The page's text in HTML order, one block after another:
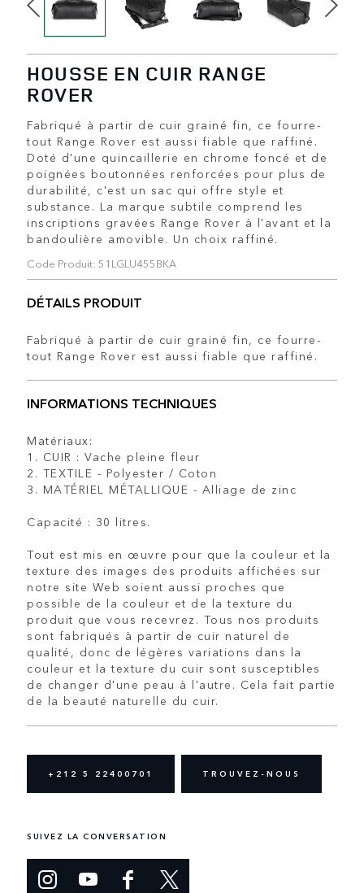
HOUSSE EN CUIR RANGE
ROVER
Fabriqué à partir de cuir grainé fin, ce fourre-
tout Range Rover est aussi fiable que raffiné.
Doté d'une quincaillerie en chrome foncé et de
poignées boutonnées renforcées pour plus de
durabilité, c'est un sac qui offre style et
substance. La marque subtile comprend les
inscriptions gravées Range Rover à l'avant et la
bandoulière amovible. Un choix raffiné.
Code Produit: 51LGLU455BKA
DÉTAILS PRODUIT
Fabriqué à partir de cuir grainé fin, ce fourre-
tout Range Rover est aussi fiable que raffiné.
INFORMATIONS TECHNIQUES
Matériaux:
1. CUIR : Vache pleine fleur
2. TEXTILE - Polyester / Coton
3. MATÉRIEL MÉTALLIQUE - Alliage de zinc
Capacité : 30 litres.
Tout est mis en œuvre pour que la couleur et la
texture des images des produits affichées sur
notre site Web soient aussi proches que
possible de la couleur et de la texture du
produit que vous recevrez. Tous nos produits
sont fabriqués à partir de cuir naturel de
qualité, donc de légères variations dans la
couleur et la texture du cuir sont susceptibles
de changer d'une peau à l'autre. Cela fait partie
de la beauté naturelle du cuir.
+212 5 22400701 TROUVEZ-NOUS
SUIVEZ LA CONVERSATION